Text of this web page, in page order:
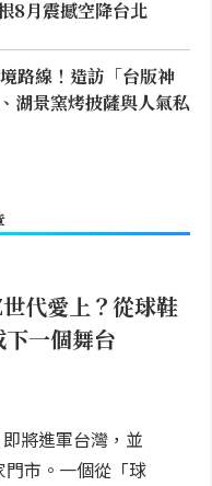
8月震撼空降台北
路線！造訪「台版神
湖景窯烤披薩與人氣私
代愛上？從球鞋
一個舞台
將進軍台灣，並
市。一個從「球